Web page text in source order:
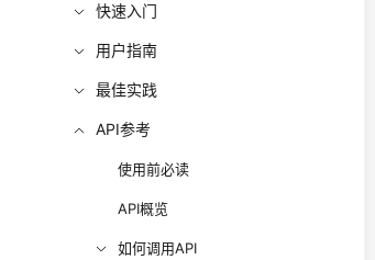
快速入门
用户指南
最佳实践
API参考
使用前必读
API概览
如何调用API